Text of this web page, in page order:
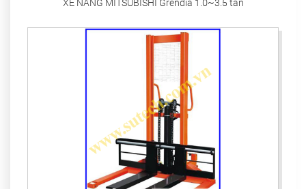
XE NÂNG MITSUBISHI Grendia 1.0~3.5 tấn